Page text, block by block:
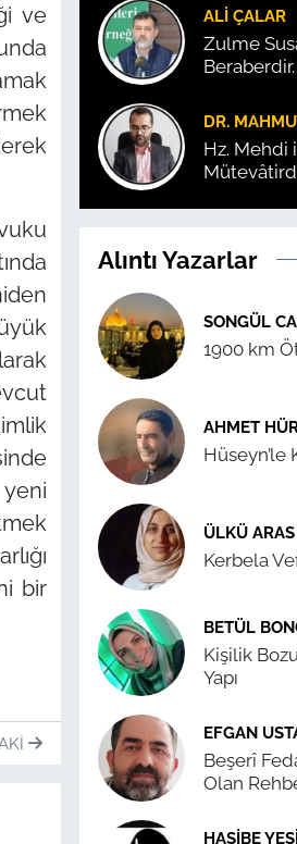
ve
bir
ALI ÇALAR
Zulme
Beraberdir.
DR.
Hz. Mehdi
Alıntı Yazarlar
SONGÜL
1900 km
AHMET
Hüseyn’le
ÜLKÜ ARAS
Kerbela
BETÜL
Kişilik
Yapı
EFGAN
Beşerî
Olan
HASIBE